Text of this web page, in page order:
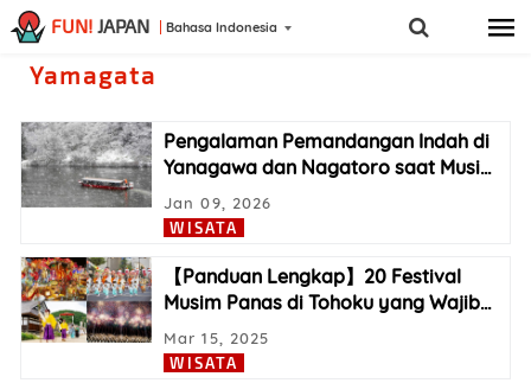
FUN! JAPAN Bahasa Indonesia
Yamagata
Pengalaman Pemandangan Indah di
Yanagawa dan Nagatoro saat Musi…
WISATA
Jan 09, 2026
【Panduan Lengkap】20 Festival
Musim Panas di Tohoku yang Wajib…
WISATA
Mar 15, 2025